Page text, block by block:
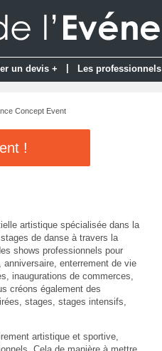
un devis + Les professionnels
Concept Event
!
artistique spécialisée dans la
de danse à travers la
shows professionnels pour
enterrement de vie
inaugurations de commerces,
créons également des
stages, stages intensifs,
artistique et sportive,